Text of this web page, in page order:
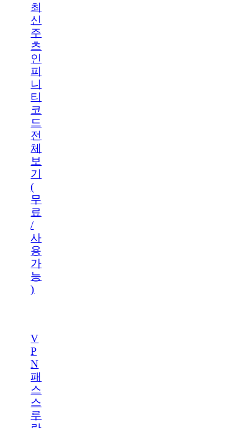
최
신
주
츠
인
피
니
티
코
드
전
체
보
기
(
무
료
/
사
용
가
능
)
V
P
N
패
스
스
루